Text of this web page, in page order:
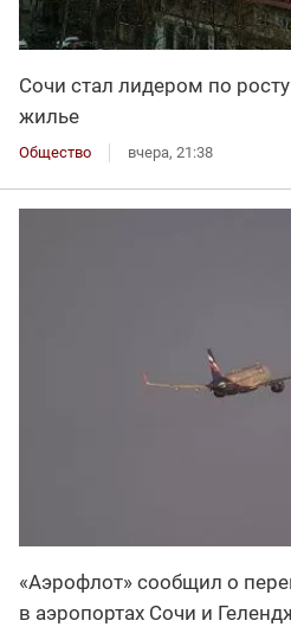
Сочи стал лидером по
жилье
Общество вчера, 21:38
«Аэрофлот» сообщил о
в аэропортах Сочи и